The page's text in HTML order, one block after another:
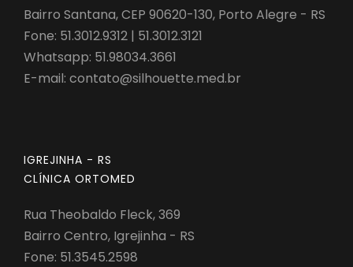
Bairro Santana, CEP 90620-130, Porto Alegre - RS
Fone: 51.3012.9312 | 51.3012.3121
Whatsapp: 51.98034.3661
E-mail: contato@silhouette.med.br
IGREJINHA - RS
CLÍNICA ORTOMED
Rua Theobaldo Fleck, 369
Bairro Centro, Igrejinha - RS
Fone: 51.3545.2598